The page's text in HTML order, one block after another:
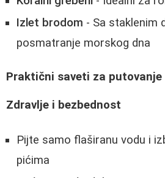
Izlet brodom - Sa staklenim
posmatranje morskog dna
Praktični saveti za putovanje
Zdravlje i bezbednost
Pijte samo flaširanu vodu i
pićima